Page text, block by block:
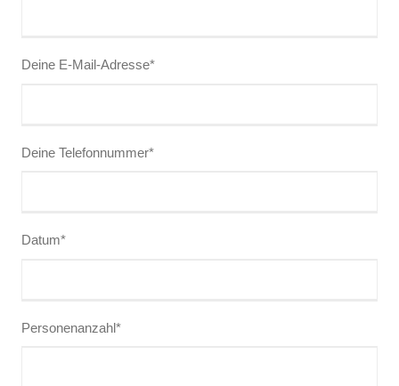
Deine E-Mail-Adresse*
Deine Telefonnummer*
Datum*
Personenanzahl*